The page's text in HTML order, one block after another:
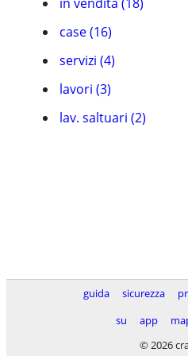
case (16)
servizi (4)
lavori (3)
lav. saltuari (2)
guida sicurezza
su
app
© 2026